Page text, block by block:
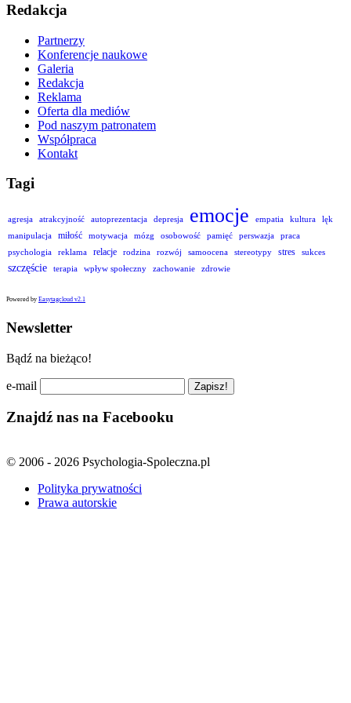
Redakcja
Partnerzy
Konferencje naukowe
Galeria
Redakcja
Reklama
Oferta dla mediów
Pod naszym patronatem
Współpraca
Kontakt
Tagi
agresja atrakcyjność autoprezentacja depresja emocje empatia kultura
lęk
manipulacja
miłość motywacja mózg osobowość pamięć perswazja
praca
psychologia
reklama relacje rodzina rozwój samoocena stereotypy stres sukces
szczęście terapia wpływ społeczny zachowanie zdrowie
Powered by Easytagcloud v2.1
Newsletter
Bądź na bieżąco!
e-mail
Znajdź nas na Facebooku
© 2006 - 2026 Psychologia-Spoleczna.pl
Polityka prywatności
Prawa autorskie